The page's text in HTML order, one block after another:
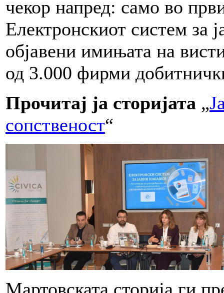
чекор напред: само во
Електронскиот систем за
објавени имињата на
од 3.000 фирми
Прочитај ја сторијата „
сопственост“